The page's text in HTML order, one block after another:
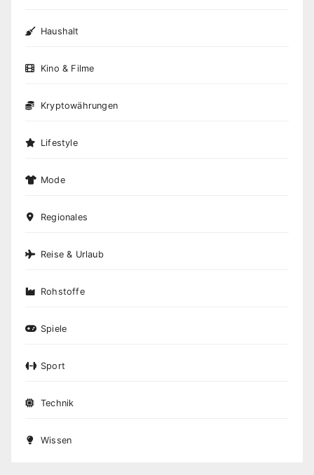
Haushalt
Kino & Filme
Kryptowährungen
Lifestyle
Mode
Regionales
Reise & Urlaub
Rohstoffe
Spiele
Sport
Technik
Wissen